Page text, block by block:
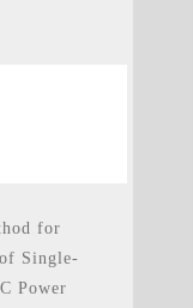
for
Single-
Power